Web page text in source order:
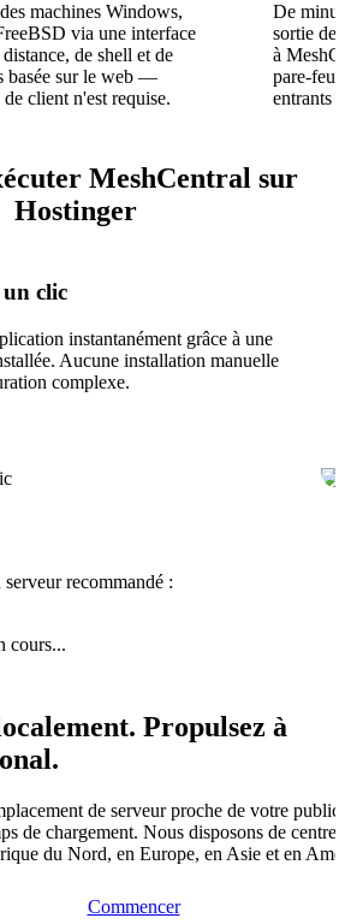
machines Windows,
via une interface
de shell et de
basée sur le web —
client n'est requise.
De
sortie
à
pare-feu
entrants
MeshCentral sur
Hostinger
clic
instantanément grâce à une
Aucune installation manuelle
complexe.
recommandé :
cours...
Propulsez à
de serveur proche de votre
de chargement. Nous disposons de
du Nord, en Europe, en Asie et en
Commencer